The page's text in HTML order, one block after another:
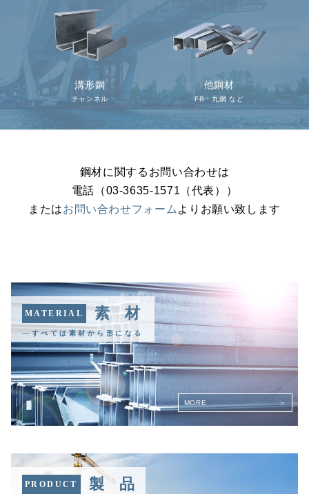
溝形鋼
チャンネル
他鋼材
FB・丸鋼 など
鋼材に関するお問い合わせは
電話（03-3635-1571（代表））
またはお問い合わせフォーム よりお願い致します
MATERIAL 素 材
―すべては素材から形になる
MORE
PRODUCT 製 品